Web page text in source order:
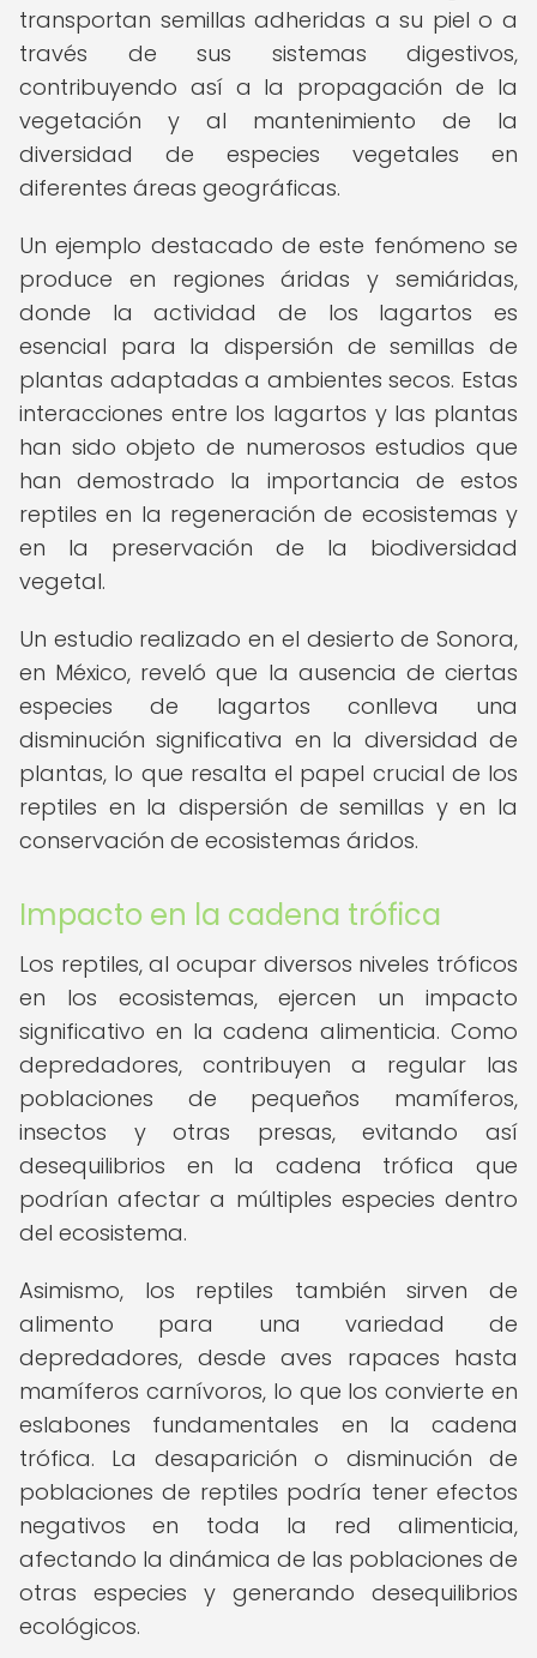
transportan semillas adheridas a su piel o a
través de sus sistemas digestivos,
contribuyendo así a la propagación de la
vegetación y al mantenimiento de la
diversidad de especies vegetales en
diferentes áreas geográficas.
Un ejemplo destacado de este fenómeno se
produce en regiones áridas y semiáridas,
donde la actividad de los lagartos es
esencial para la dispersión de semillas de
plantas adaptadas a ambientes secos. Estas
interacciones entre los lagartos y las plantas
han sido objeto de numerosos estudios que
han demostrado la importancia de estos
reptiles en la regeneración de ecosistemas y
en la preservación de la biodiversidad
vegetal.
Un estudio realizado en el desierto de Sonora,
en México, reveló que la ausencia de ciertas
especies de lagartos conlleva una
disminución significativa en la diversidad de
plantas, lo que resalta el papel crucial de los
reptiles en la dispersión de semillas y en la
conservación de ecosistemas áridos.
Impacto en la cadena trófica
Los reptiles, al ocupar diversos niveles tróficos
en los ecosistemas, ejercen un impacto
significativo en la cadena alimenticia. Como
depredadores, contribuyen a regular las
poblaciones de pequeños mamíferos,
insectos y otras presas, evitando así
desequilibrios en la cadena trófica que
podrían afectar a múltiples especies dentro
del ecosistema.
Asimismo, los reptiles también sirven de
alimento para una variedad de
depredadores, desde aves rapaces hasta
mamíferos carnívoros, lo que los convierte en
eslabones fundamentales en la cadena
trófica. La desaparición o disminución de
poblaciones de reptiles podría tener efectos
negativos en toda la red alimenticia,
afectando la dinámica de las poblaciones de
otras especies y generando desequilibrios
ecológicos.